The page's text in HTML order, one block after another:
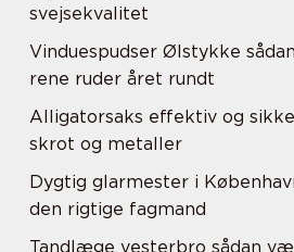
svejsekvalitet
Vinduespudser Ølstykke
rene ruder året rundt
Alligatorsaks effektiv og
skrot og metaller
Dygtig glarmester i
den rigtige fagmand
Tandlæge vesterbro sådan